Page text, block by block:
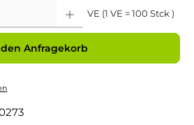
VE (1 VE = 100 Stck )
Anfragekorb